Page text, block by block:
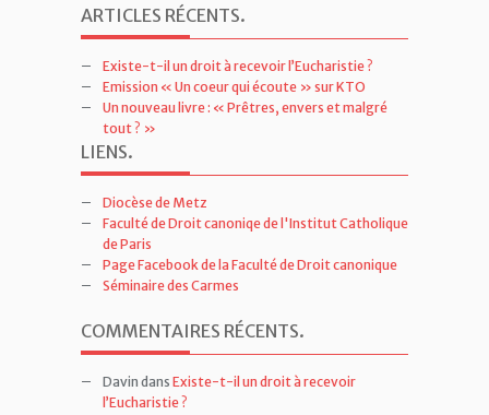
ARTICLES RÉCENTS.
Existe-t-il un droit à recevoir l’Eucharistie ?
Emission « Un coeur qui écoute » sur KTO
Un nouveau livre : « Prêtres, envers et malgré
tout ? »
LIENS.
Diocèse de Metz
Faculté de Droit canoniqe de l'Institut Catholique
de Paris
Page Facebook de la Faculté de Droit canonique
Séminaire des Carmes
COMMENTAIRES RÉCENTS.
Davin dans Existe-t-il un droit à recevoir
l’Eucharistie ?